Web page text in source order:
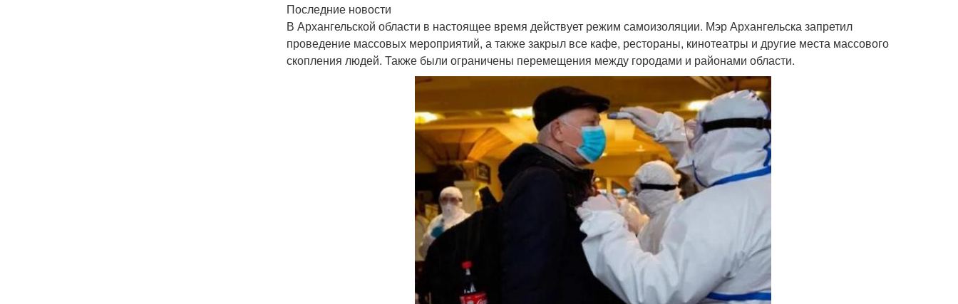
Последние новости
В Архангельской области в настоящее время действует режим самоизоляции. Мэр Архангельска запретил
проведение массовых мероприятий, а также закрыл все кафе, рестораны, кинотеатры и другие места массового
скопления людей. Также были ограничены перемещения между городами и районами области.